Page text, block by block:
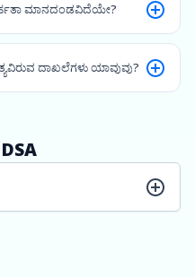
ಮಾನದಂಡವಿದೆಯೇ?
ದಾಖಲೆಗಳು ಯಾವುವು?
ರ ಆಡಿಟ್ ಮಾಡಲಾದ ಹಣಕಾಸು ದಾಖಲೆಗಳು
ಮತ್ತು ನೋಟ್ಸ್ ಟು ಅಕೌಂಟ್ಸ್